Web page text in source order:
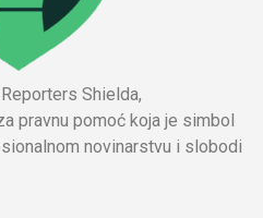
Shielda,
pravnu pomoć koja je simbol
novinarstvu i slobodi